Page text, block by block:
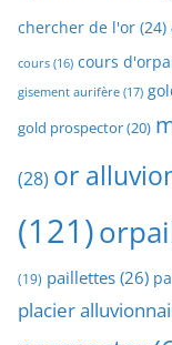
chercher de l'or (24)
cours (16) cours
gisement aurifère (17)
gold prospector(20)
(28) or
(121)
(19) paillettes (26)
placier